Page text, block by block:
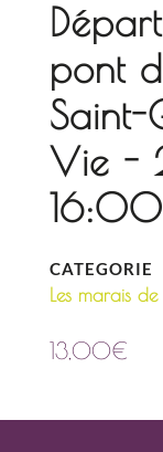
pont
Saint-
Vie -
CATEGORIE
Les marais
13,00€